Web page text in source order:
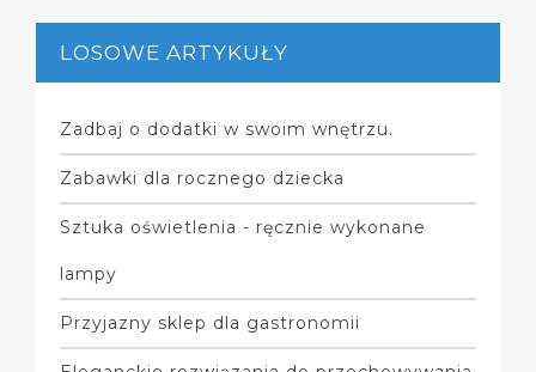
LOSOWE ARTYKUŁY
Zadbaj o dodatki w swoim wnętrzu.
Zabawki dla rocznego dziecka
Sztuka oświetlenia - ręcznie wykonane
lampy
Przyjazny sklep dla gastronomii